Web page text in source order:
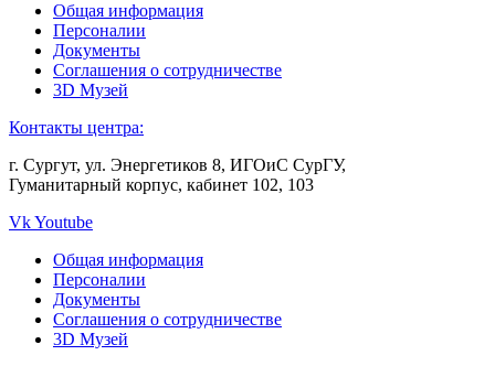
Общая информация
Персоналии
Документы
Соглашения о сотрудничестве
3D Музей
Контакты центра:
г. Сургут, ул. Энергетиков 8, ИГОиС СурГУ,
Гуманитарный корпус, кабинет 102, 103
VkYoutube
Общая информация
Персоналии
Документы
Соглашения о сотрудничестве
3D Музей